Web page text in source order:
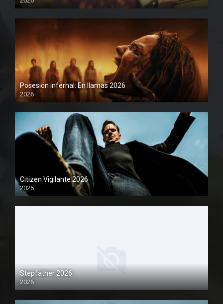
1080P
Posesión infernal: En llamas 2026
2026
1080P
Citizen Vigilante 2026
2026
1080P
Stepfather 2026
2026
1080P